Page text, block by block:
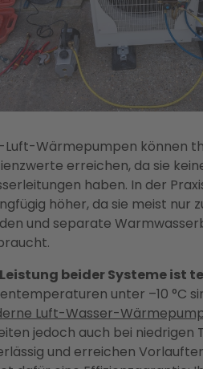
Luft-Wärmepumpen können
erreichen, da sie
haben. In der
höher, da sie meist nur
und separate
beider Systeme ist
unter –10 °C
Luft-Wasser-
jedoch auch bei niedrigen
und erreichen